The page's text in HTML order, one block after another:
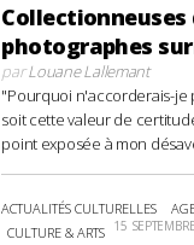
photographes
parLouane Lallemant
"Pourquoi n'accorderais-je
soit cette valeur de
point exposée à mon
ACTUALITÉS CULTURELLES
CULTURE & ARTS 15